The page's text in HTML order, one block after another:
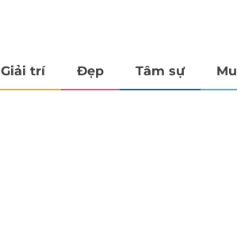
Giải trí Đẹp Tâm sự